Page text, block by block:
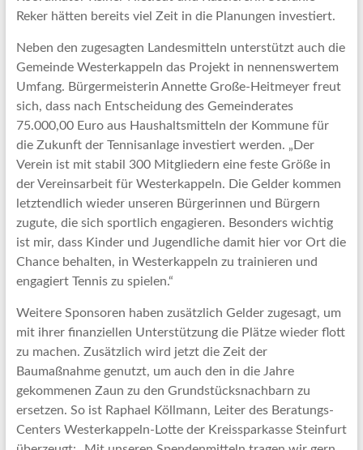
Reker hätten bereits viel Zeit in die Planungen investiert.
Neben den zugesagten Landesmitteln unterstützt auch die
Gemeinde Westerkappeln das Projekt in nennenswertem
Umfang. Bürgermeisterin Annette Große-Heitmeyer freut
sich, dass nach Entscheidung des Gemeinderates
75.000,00 Euro aus Haushaltsmitteln der Kommune für
die Zukunft der Tennisanlage investiert werden. „Der
Verein ist mit stabil 300 Mitgliedern eine feste Größe in
der Vereinsarbeit für Westerkappeln. Die Gelder kommen
letztendlich wieder unseren Bürgerinnen und Bürgern
zugute, die sich sportlich engagieren. Besonders wichtig
ist mir, dass Kinder und Jugendliche damit hier vor Ort die
Chance behalten, in Westerkappeln zu trainieren und
engagiert Tennis zu spielen.“
Weitere Sponsoren haben zusätzlich Gelder zugesagt, um
mit ihrer finanziellen Unterstützung die Plätze wieder flott
zu machen. Zusätzlich wird jetzt die Zeit der
Baumaßnahme genutzt, um auch den in die Jahre
gekommenen Zaun zu den Grundstücksnachbarn zu
ersetzen. So ist Raphael Köllmann, Leiter des Beratungs-
Centers Westerkappeln-Lotte der Kreissparkasse Steinfurt